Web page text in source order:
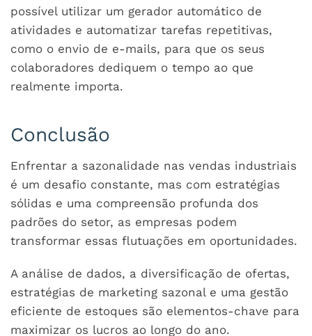
possível utilizar um gerador automático de
atividades e automatizar tarefas repetitivas,
como o envio de e-mails, para que os seus
colaboradores dediquem o tempo ao que
realmente importa.
Conclusão
Enfrentar a sazonalidade nas vendas industriais
é um desafio constante, mas com estratégias
sólidas e uma compreensão profunda dos
padrões do setor, as empresas podem
transformar essas flutuações em oportunidades.
A análise de dados, a diversificação de ofertas,
estratégias de marketing sazonal e uma gestão
eficiente de estoques são elementos-chave para
maximizar os lucros ao longo do ano.